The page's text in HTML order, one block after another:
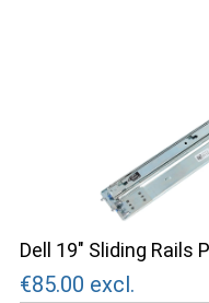
Dell 19" Sliding Rails
€85.00 excl.